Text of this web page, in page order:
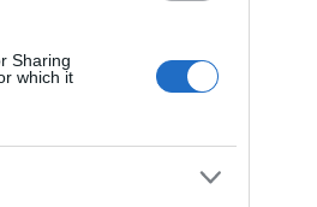
Sharing
which it